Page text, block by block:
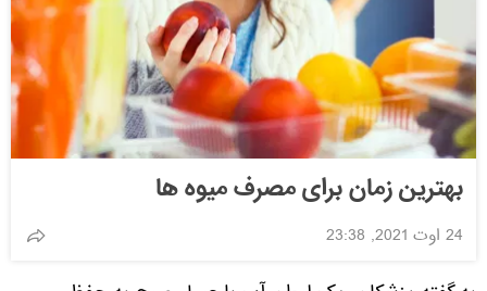
بهترین زمان برای مصرف میوه ها
24 اوت 2021, 23:38